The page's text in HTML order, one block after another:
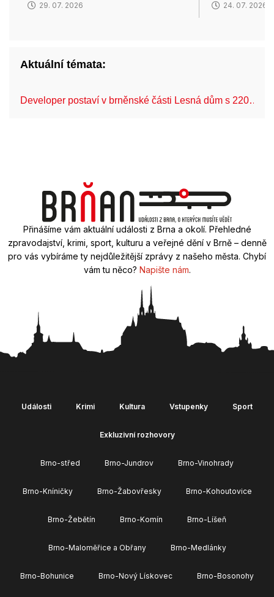
29. 07. 2026 24. 07. 2026
Aktuální témata:
Developer postaví v brněnské části Lesná dům s 220…
Přinášíme vám aktuální události z Brna a okolí. Přehledné
zpravodajství, krimi, sport, kulturu a veřejné dění v Brně – denně
pro vás vybíráme ty nejdůležitější zprávy z našeho města. Chybí
vám tu něco? Napište nám.
Události Krimi Kultura Vstupenky Sport
Exkluzivní rozhovory
Brno-střed Brno-Jundrov Brno-Vinohrady
Brno-Kníničky Brno-Žabovřesky Brno-Kohoutovice
Brno-Žebětín Brno-Komín Brno-Líšeň
Brno-Maloměřice a Obřany Brno-Medlánky
Brno-Bohunice Brno-Nový Lískovec Brno-Bosonohy